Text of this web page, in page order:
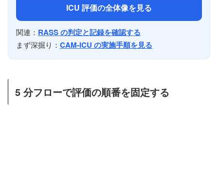
ICU 評価の全体像を見る
関連： RASS の判定と記録を確認する
まず深掘り： CAM-ICU の実施手順を見る
5 分フローで評価の順番を固定する